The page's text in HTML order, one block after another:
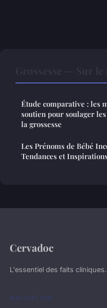
Étude comparative : les
soutien pour soulager
la grossesse
Les Prénoms de Bébé
Tendances et
Cervadoc
L'essentiel des faits cliniques.
NAVIGATION